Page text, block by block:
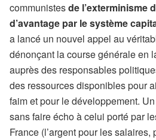
communistesde l’exterminisme
d’avantage par le système
a lancé un nouvel appel au
dénonçant la course générale en
auprès des responsables
des ressources disponibles pour
faim et pour le développement.
sans faire écho à celui porté par
France (l’argent pour les